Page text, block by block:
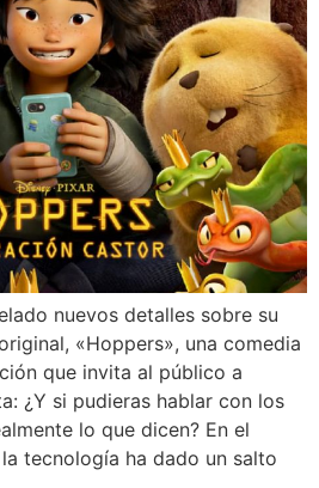
nuevos detalles sobre su
«Hoppers», una comedia
que invita al público a
¿Y si pudieras hablar con los
lo que dicen? En el
tecnología ha dado un salto